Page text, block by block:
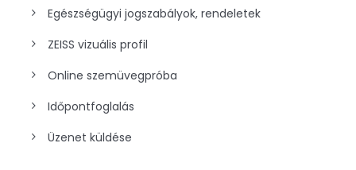
Egészségügyi jogszabályok, rendeletek
ZEISS vizuális profil
Online szemüvegpróba
Időpontfoglalás
Üzenet küldése